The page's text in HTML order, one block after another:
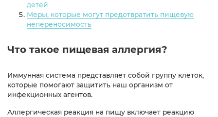
детей
Меры, которые могут предотвратить пищевую
непереносимость
Что такое пищевая аллергия?
Иммунная система представляет собой группу клеток,
которые помогают защитить наш организм от
инфекционных агентов.
Аллергическая реакция на пищу включает реакцию